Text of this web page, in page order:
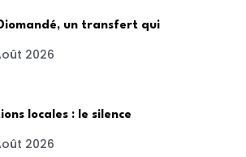
un transfert qui
2026
locales : le silence
2026